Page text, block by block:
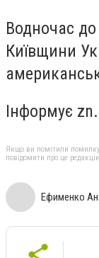
Водночас до
Київщини
Інформує
Якщо ви помітили помилку,
повідомити про це
Ефименко